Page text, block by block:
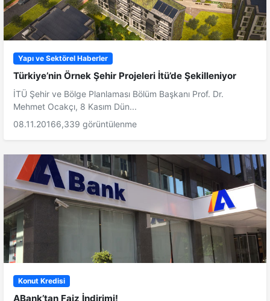
Yapı ve Sektörel Haberler
Türkiye’nin Örnek Şehir Projeleri İtü’de Şekilleniyor
İTÜ Şehir ve Bölge Planlaması Bölüm Başkanı Prof. Dr.
Mehmet Ocakçı, 8 Kasım Dün...
08.11.20166,339 görüntülenme
Konut Kredisi
ABank’tan Faiz İndirimi!